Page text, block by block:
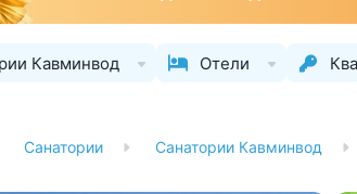
Кавминвод Отели
Санатории Санатории Кавминвод